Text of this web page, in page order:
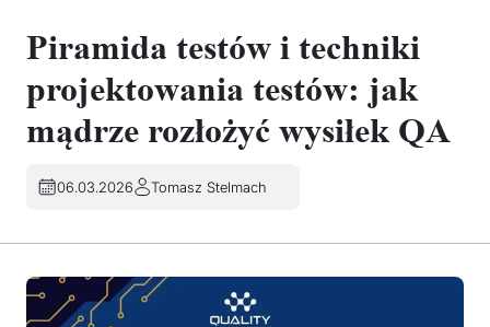
Piramida testów i techniki
projektowania testów: jak
mądrze rozłożyć wysiłek QA
06.03.2026 Tomasz Stelmach